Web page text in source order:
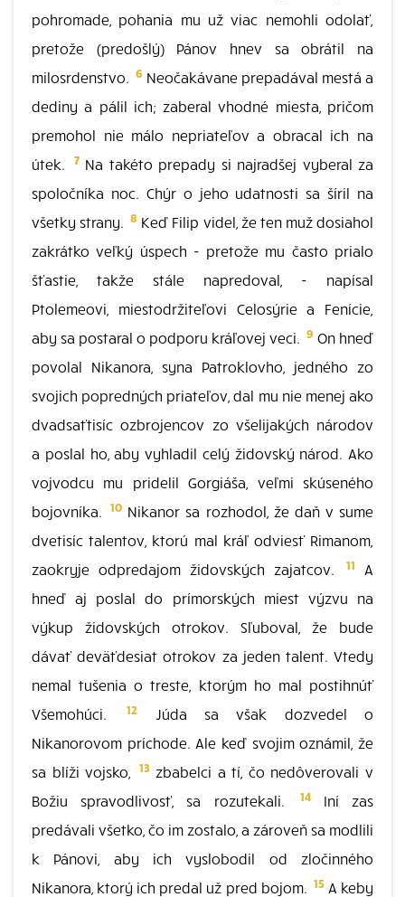
pohromade, pohania mu už viac nemohli odolať,
pretože (predošlý) Pánov hnev sa obrátil na
milosrdenstvo. 6 Neočakávane prepadával mestá a
dediny a pálil ich; zaberal vhodné miesta, pričom
premohol nie málo nepriateľov a obracal ich na
útek.
7Na takéto prepady si najradšej vyberal za
spoločníka noc. Chýr o jeho udatnosti sa šíril na
všetky strany. 8 Keď Filip videl, že ten muž dosiahol
zakrátko veľký úspech - pretože mu často prialo
šťastie, takže stále napredoval, - napísal
Ptolemeovi, miestodržiteľovi Celosýrie a Fenície,
aby sa postaral o podporu kráľovej veci. 9 On hneď
povolal Nikanora, syna Patroklovho, jedného zo
svojich popredných priateľov, dal mu nie menej ako
dvadsaťtisíc ozbrojencov zo všelijakých národov
a poslal ho, aby vyhladil celý židovský národ. Ako
vojvodcu mu pridelil Gorgiáša, veľmi skúseného
bojovníka. 10 Nikanor sa rozhodol, že daň v sume
dvetisíc talentov, ktorú mal kráľ odviesť Rimanom,
zaokryje odpredajom židovských zajatcov.
11
A
hneď aj poslal do prímorských miest výzvu na
výkup židovských otrokov. Sľuboval, že bude
dávať deväťdesiat otrokov za jeden talent. Vtedy
nemal tušenia o treste, ktorým ho mal postihnúť
Všemohúci.
12
Júda sa však dozvedel o
Nikanorovom príchode. Ale keď svojim oznámil, že
sa blíži vojsko,
13zbabelci a tí, čo nedôverovali v
Božiu spravodlivosť, sa rozutekali.
14Iní zas
predávali všetko, čo im zostalo, a zároveň sa modlili
k Pánovi, aby ich vyslobodil od zločinného
Nikanora, ktorý ich predal už pred bojom. 15A keby